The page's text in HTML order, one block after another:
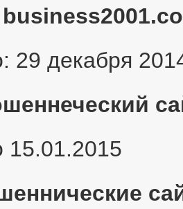
29 декабря
15.01.2015